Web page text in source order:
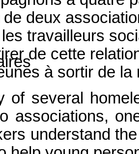
deux
travailleurs
de cette
à sortir de
of several
associations,
understand